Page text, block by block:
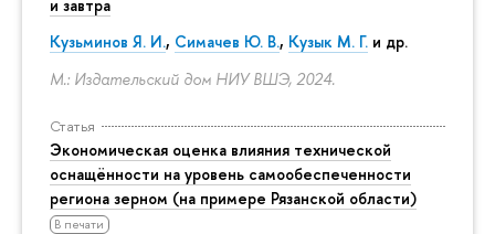
и завтра
Кузьминов Я. И., Симачев Ю. В., Кузык М. Г. и др.
М.: Издательский дом НИУ ВШЭ, 2024.
Статья
Экономическая оценка влияния технической
оснащённости на уровень самообеспеченности
региона зерном (на примере Рязанской области)
В печати